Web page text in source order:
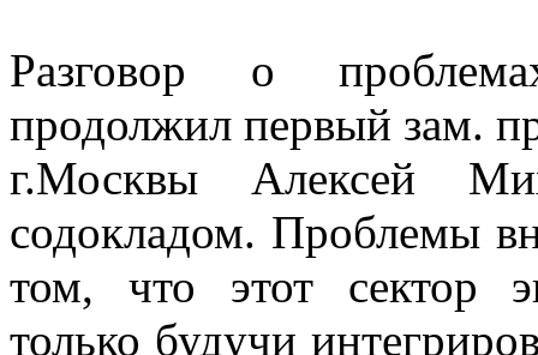
Разговор о
продолжил первый зам.
г.Москвы Алексей
содокладом. Проблемы
том, что этот сектор
только будучи